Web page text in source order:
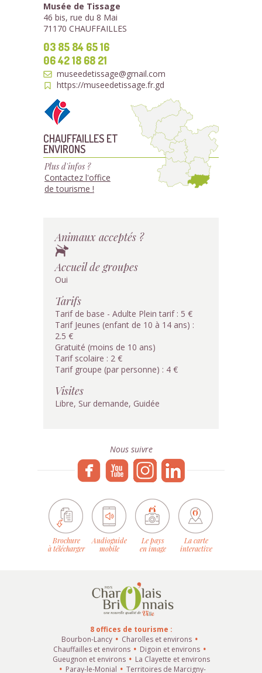
Musée de Tissage
46 bis, rue du 8 Mai
71170 CHAUFFAILLES
03 85 84 65 16
06 42 18 68 21
museedetissage@gmail.com
https://museedetissage.fr.gd
CHAUFFAILLES ET
ENVIRONS
Plus d'infos ?
Contactez l'office
de tourisme !
Animaux acceptés ?
Accueil de groupes
Oui
Tarifs
Tarif de base - Adulte Plein tarif : 5 €
Tarif Jeunes (enfant de 10 à 14 ans) :
2.5 €
Gratuité (moins de 10 ans)
Tarif scolaire : 2 €
Tarif groupe (par personne) : 4 €
Visites
Libre, Sur demande, Guidée
Nous suivre
Brochure
à télécharger
Audioguide
mobile
Le pays
en image
La carte
interactive
8 offices de tourisme :
Bourbon-Lancy
Charolles et environs
Chauffailles et environs
Digoin et environs
Gueugnon et environs
La Clayette et environs
Paray-le-Monial
Territoires de Marcigny-